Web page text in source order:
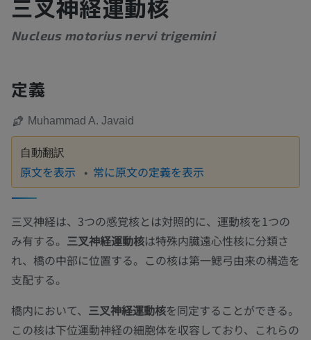
三叉神経運動核
Nucleus motorius nervi trigemini
定義
Muhammad A. Javaid
自動翻訳
原文を表示 常に原文の定義を表示
三叉神経は、3つの感覚核とは対照的に、運動核を1つの
み有する。 三叉神経運動核は特殊内臓遠心性核に分類さ
れ、橋の中部に位置する。この核は第一鰓弓由来の構造を
支配する。
橋内において、 三叉神経運動核を同定することができる。
この核は下位運動神経の細胞体を収容しており、これらの